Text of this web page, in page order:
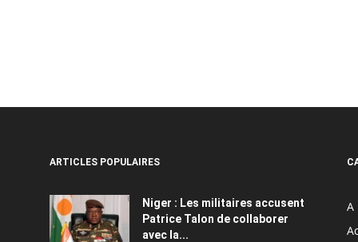
ARTICLES POPULAIRES
Niger : Les militaires accusent
Patrice Talon de collaborer
avec la...
A